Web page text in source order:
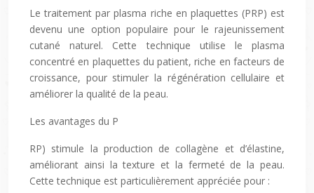
Le traitement par plasma riche en plaquettes (PRP) est
devenu une option populaire pour le rajeunissement
cutané naturel. Cette technique utilise le plasma
concentré en plaquettes du patient, riche en facteurs de
croissance, pour stimuler la régénération cellulaire et
améliorer la qualité de la peau.
Les avantages du P
RP) stimule la production de collagène et d’élastine,
améliorant ainsi la texture et la fermeté de la peau.
Cette technique est particulièrement appréciée pour :